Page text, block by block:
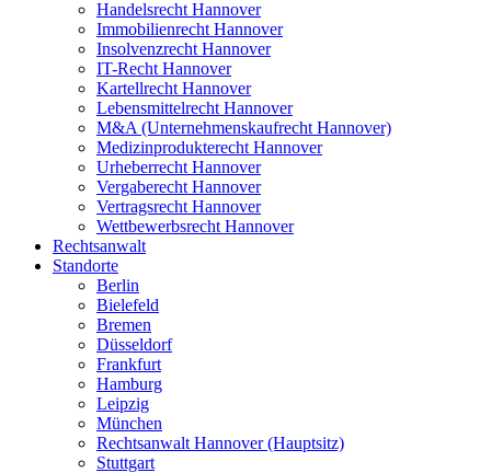
Handelsrecht Hannover
Immobilienrecht Hannover
Insolvenzrecht Hannover
IT-Recht Hannover
Kartellrecht Hannover
Lebensmittelrecht Hannover
M&A (Unternehmenskaufrecht Hannover)
Medizinprodukterecht Hannover
Urheberrecht Hannover
Vergaberecht Hannover
Vertragsrecht Hannover
Wettbewerbsrecht Hannover
Rechtsanwalt
Standorte
Berlin
Bielefeld
Bremen
Düsseldorf
Frankfurt
Hamburg
Leipzig
München
Rechtsanwalt Hannover (Hauptsitz)
Stuttgart